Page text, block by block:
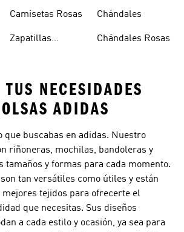
Camisetas Rosas
Zapatillas
Chándales
Chándales Rosas
NECESIDADES
ADIDAS
que buscabas en adidas. Nuestro
riñoneras, mochilas, bandoleras y
tamaños y formas para cada momento.
tan versátiles como útiles y están
tejidos para ofrecerte el
que necesitas. Sus diseños
a cada estilo y ocasión, ya sea para